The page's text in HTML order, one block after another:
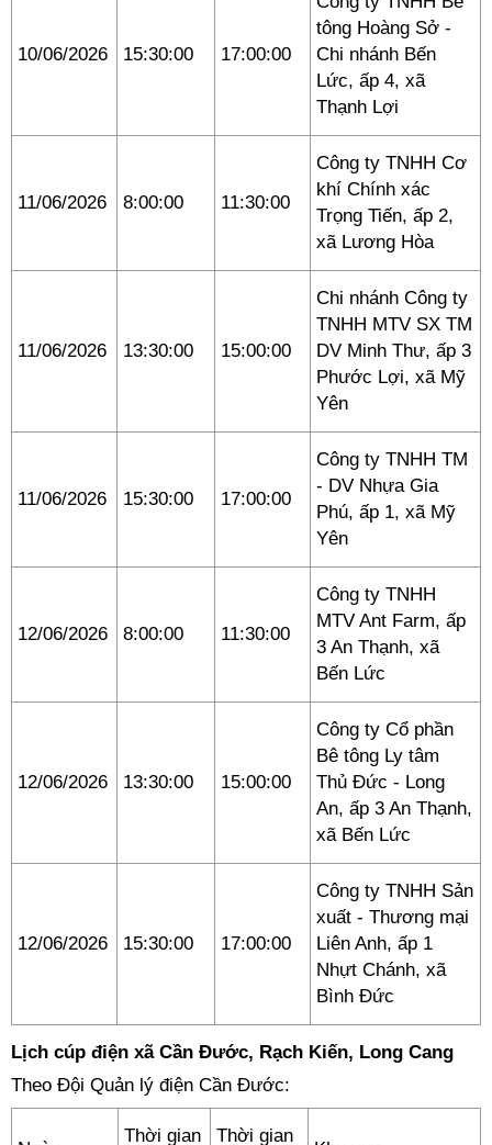
10/06/2026 15:30:00 17:00:00
tông Hoàng Sở -
Chi nhánh Bến
Lức, ấp 4, xã
Thạnh Lợi
11/06/2026 8:00:00 11:30:00
Công ty TNHH Cơ
khí Chính xác
Trọng Tiến, ấp 2,
xã Lương Hòa
11/06/2026 13:30:00 15:00:00
Chi nhánh Công ty
TNHH MTV SX TM
DV Minh Thư, ấp 3
Phước Lợi, xã Mỹ
Yên
11/06/2026 15:30:00 17:00:00
Công ty TNHH TM
- DV Nhựa Gia
Phú, ấp 1, xã Mỹ
Yên
12/06/2026 8:00:00 11:30:00
Công ty TNHH
MTV Ant Farm, ấp
3 An Thạnh, xã
Bến Lức
12/06/2026 13:30:00 15:00:00
Công ty Cổ phần
Bê tông Ly tâm
Thủ Đức - Long
An, ấp 3 An Thạnh,
xã Bến Lức
12/06/2026 15:30:00 17:00:00
Công ty TNHH Sản
xuất - Thương mại
Liên Anh, ấp 1
Nhựt Chánh, xã
Bình Đức
Lịch cúp điện xã Cần Đước, Rạch Kiến, Long Cang
Theo Đội Quản lý điện Cần Đước:
Thời gian
Thời gian